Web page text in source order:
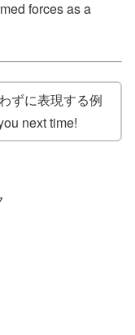
forces as a
ずに表現する例
next time!